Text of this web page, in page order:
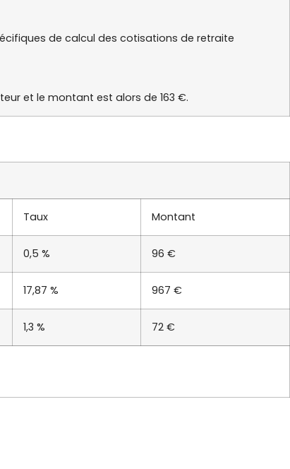
de calcul des cotisations de retraite
et le montant est alors de 163 €.
Taux Montant
0,5 % 96 €
17,87 % 967 €
1,3 % 72 €